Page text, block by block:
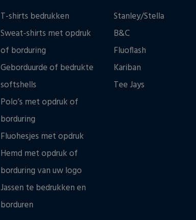
T-shirts bedrukken
Sweat-shirts met opdruk
of borduring
Geborduurde of bedrukte
softshells
Polo’s met opdruk of
borduring
Fluohesjes met opdruk
Hemd met opdruk of
borduring van uw logo
Jassen te bedrukken en
borduren
Stanley/Stella
B&C
Fluoflash
Kariban
Tee Jays